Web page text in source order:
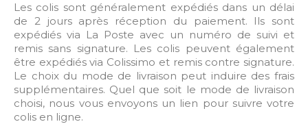
Les colis sont généralement expédiés dans un délai
de 2 jours après réception du paiement. Ils sont
expédiés via La Poste avec un numéro de suivi et
remis sans signature. Les colis peuvent également
être expédiés via Colissimo et remis contre signature.
Le choix du mode de livraison peut induire des frais
supplémentaires. Quel que soit le mode de livraison
choisi, nous vous envoyons un lien pour suivre votre
colis en ligne.